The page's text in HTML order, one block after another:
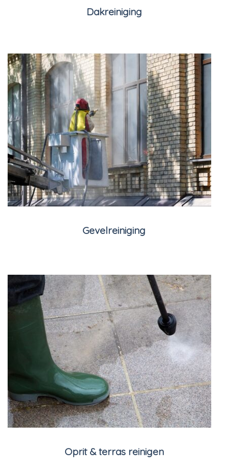
Dakreiniging
Gevelreiniging
Oprit & terras reinigen